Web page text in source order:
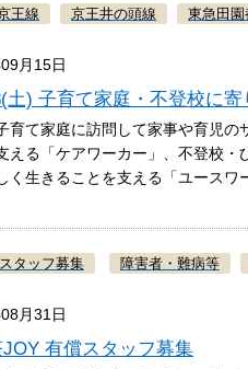
王線 京王井の頭線 東急田園
月15日
土) 子育て家庭・不登校に
育て家庭に訪問して家事や育児の
える「ケアワーカー」、不登校・
く生きることを支える「ユース
タッフ募集 障害者・難病等
月31日
有償スタッフ募集